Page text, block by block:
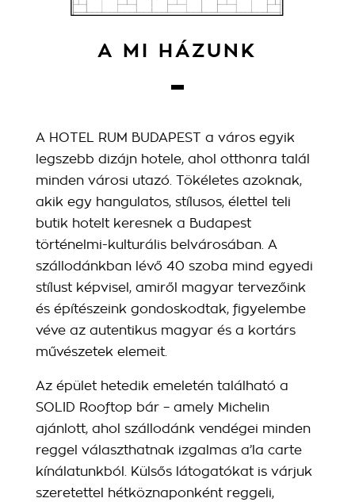
A MI HÁZUNK
A HOTEL RUM BUDAPEST a város egyik
legszebb dizájn hotele, ahol otthonra talál
minden városi utazó. Tökéletes azoknak,
akik egy hangulatos, stílusos, élettel teli
butik hotelt keresnek a Budapest
történelmi-kulturális belvárosában. A
szállodánkban lévő 40 szoba mind egyedi
stílust képvisel, amiről magyar tervezőink
és építészeink gondoskodtak, figyelembe
véve az autentikus magyar és a kortárs
művészetek elemeit.
Az épület hetedik emeletén található a
SOLID Rooftop bár – amely Michelin
ajánlott, ahol szállodánk vendégei minden
reggel választhatnak izgalmas a’la carte
kínálatunkból. Külsős látogatókat is várjuk
szeretettel hétköznaponként reggeli,